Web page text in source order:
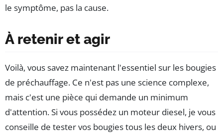
le symptôme, pas la cause.
À retenir et agir
Voilà, vous savez maintenant l'essentiel sur les bougies
de préchauffage. Ce n'est pas une science complexe,
mais c'est une pièce qui demande un minimum
d'attention. Si vous possédez un moteur diesel, je vous
conseille de tester vos bougies tous les deux hivers, ou